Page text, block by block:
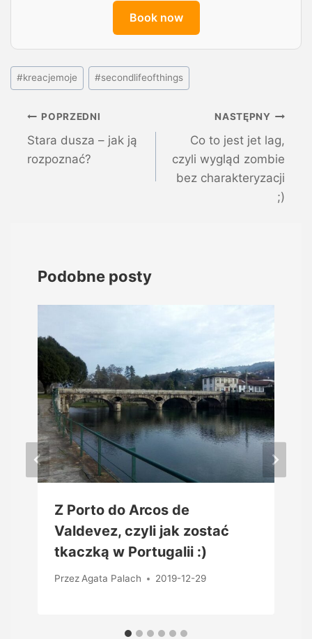
Book now
#kreacjemoje #secondlifeofthings
POPRZEDNI
Stara dusza – jak ją
rozpoznać?
NASTĘPNY
Co to jest jet lag,
czyli wygląd zombie
bez charakteryzacji
;)
Podobne posty
Z Porto do Arcos de
Valdevez, czyli jak zostać
tkaczką w Portugalii :)
PrzezAgata Palach 2019-12-29